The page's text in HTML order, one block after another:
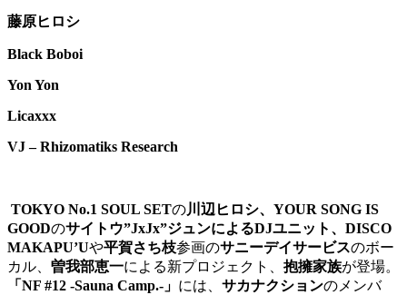
藤原ヒロシ
Black Boboi
Yon Yon
Licaxxx
VJ – Rhizomatiks Research
TOKYO No.1 SOUL SETの川辺ヒロシ、YOUR SONG IS
GOODのサイトウ”JxJx”ジュンによるDJユニット、DISCO
MAKAPU’Uや平賀さち枝参画のサニーデイサービスのボー
カル、 曽我部恵一による新プロジェクト、 抱擁家族が登場。
「 NF #12 -Sauna Camp.- 」 には、 サカナクションのメンバ